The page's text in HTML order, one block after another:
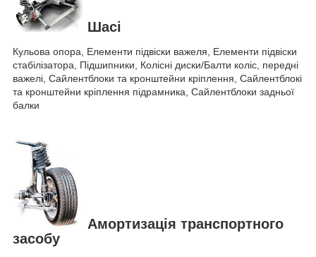
Шасі
Кульова опора, Елементи підвіски важеля, Елементи підвіски
стабілізатора, Підшипники, Колісні диски/Балти коліс, передні
важелі, Сайлентблоки та кронштейни кріплення, Сайлентблокі
та кронштейни кріплення підрамника, Сайлентблоки задньої
балки
Амортизація транспортного
засобу